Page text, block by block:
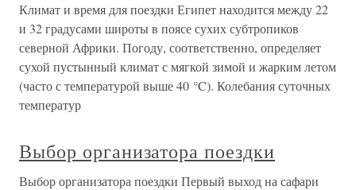
Климат и время для поездки Египет находится между 22
и 32 градусами широты в поясе сухих субтропиков
северной Африки. Погоду, соответственно, определяет
сухой пустынный климат с мягкой зимой и жарким летом
(часто с температурой выше 40 °C). Колебания суточных
температур
Выбор организатора поездки
Выбор организатора поездки Первый выход на сафари